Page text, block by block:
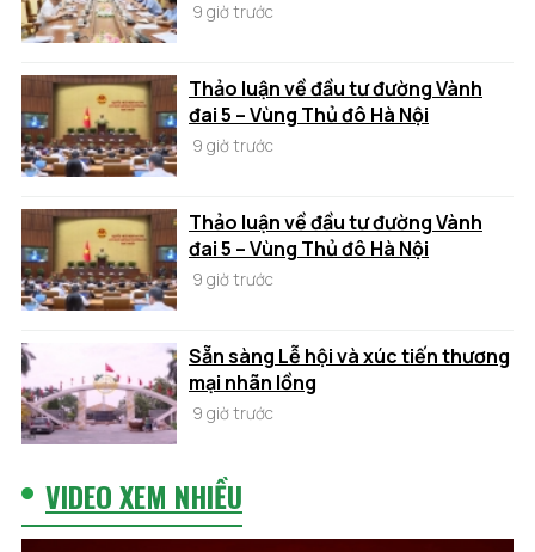
9 giờ trước
Thảo luận về đầu tư đường Vành
đai 5 – Vùng Thủ đô Hà Nội
9 giờ trước
Thảo luận về đầu tư đường Vành
đai 5 – Vùng Thủ đô Hà Nội
9 giờ trước
Sẵn sàng Lễ hội và xúc tiến thương
mại nhãn lồng
9 giờ trước
VIDEO XEM NHIỀU